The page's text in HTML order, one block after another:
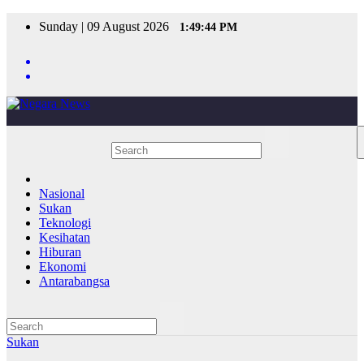
Sunday | 09 August 2026 1:49:44 PM
Nasional
Sukan
Teknologi
Kesihatan
Hiburan
Ekonomi
Antarabangsa
Sukan